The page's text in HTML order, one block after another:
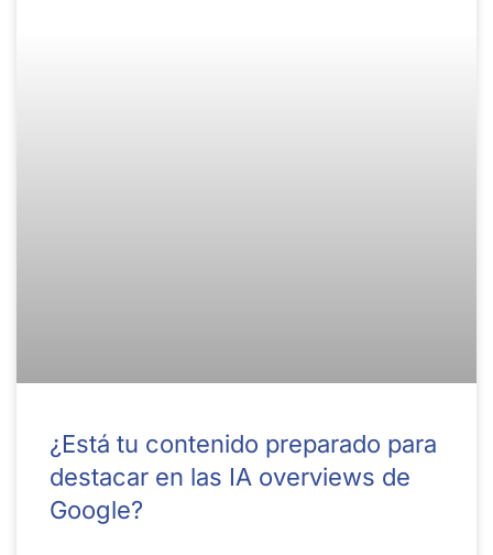
¿Está tu contenido preparado para
destacar en las IA overviews de
Google?